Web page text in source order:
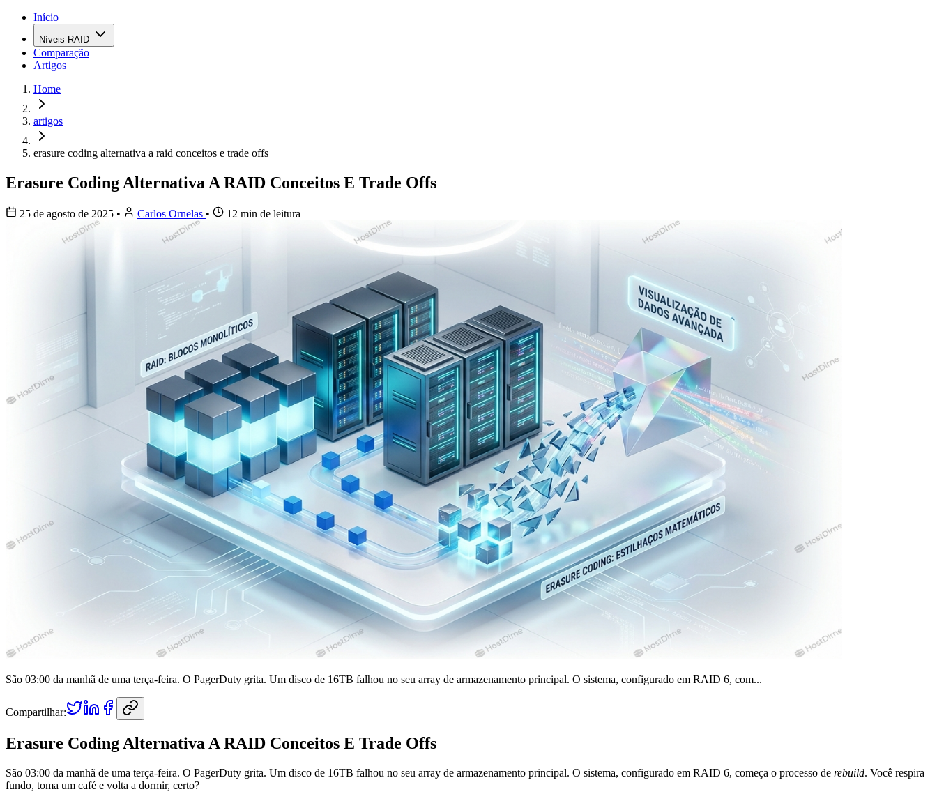
Início
Níveis RAID
Comparação
Artigos
Home
artigos
erasure coding alternativa a raid conceitos e trade offs
Erasure Coding Alternativa A RAID Conceitos E Trade Offs
25 de agosto de 2025 • Carlos Ornelas • 12 min de leitura
São 03:00 da manhã de uma terça-feira. O PagerDuty grita. Um disco de 16TB falhou no seu array de armazenamento principal. O sistema, configurado em RAID 6, com...
Compartilhar:
Erasure Coding Alternativa A RAID Conceitos E Trade Offs
São 03:00 da manhã de uma terça-feira. O PagerDuty grita. Um disco de 16TB falhou no seu array de armazenamento principal. O sistema, configurado em RAID 6, começa o processo de rebuild. Você respira
fundo, toma um café e volta a dormir, certo?